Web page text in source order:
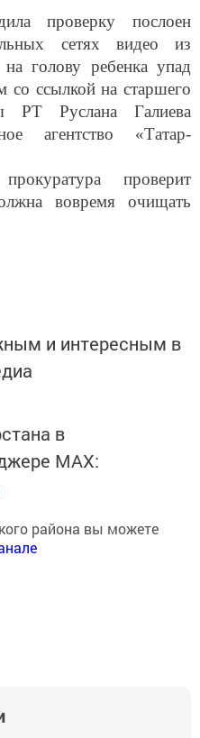
проверку послоен
сетях видео из
голову ребенка упад
ссылкой на старшего
РТ Руслана Галиева
агентство «Татар-
проверит
вовремя очищать
и интересным в
в
MАХ:
района вы можете